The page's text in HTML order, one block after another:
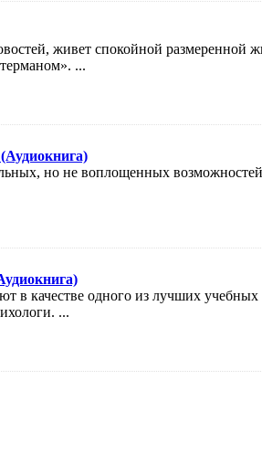
живет спокойной размеренной
...
но не воплощенных
в качестве одного из лучших
...